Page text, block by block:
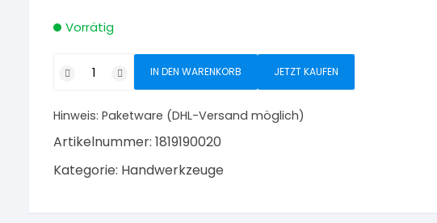
Vorrätig
für
Hobelzahn
762
Menge
IN DEN WARENKORB JETZT KAUFEN
Hinweis: Paketware (DHL-Versand möglich)
Artikelnummer: 1819190020
Kategorie: Handwerkzeuge